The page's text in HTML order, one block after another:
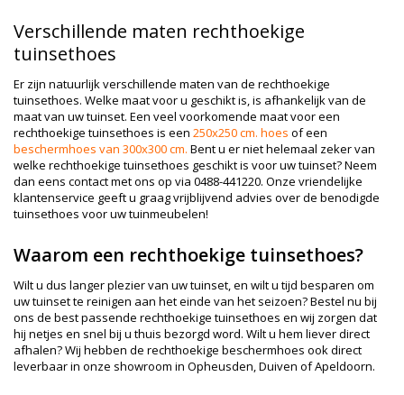
Verschillende maten rechthoekige
tuinsethoes
Er zijn natuurlijk verschillende maten van de rechthoekige
tuinsethoes. Welke maat voor u geschikt is, is afhankelijk van de
maat van uw tuinset. Een veel voorkomende maat voor een
rechthoekige tuinsethoes is een 250x250 cm. hoes of een
beschermhoes van 300x300 cm. Bent u er niet helemaal zeker van
welke rechthoekige tuinsethoes geschikt is voor uw tuinset? Neem
dan eens contact met ons op via 0488-441220. Onze vriendelijke
klantenservice geeft u graag vrijblijvend advies over de benodigde
tuinsethoes voor uw tuinmeubelen!
Waarom een rechthoekige tuinsethoes?
Wilt u dus langer plezier van uw tuinset, en wilt u tijd besparen om
uw tuinset te reinigen aan het einde van het seizoen? Bestel nu bij
ons de best passende rechthoekige tuinsethoes en wij zorgen dat
hij netjes en snel bij u thuis bezorgd word. Wilt u hem liever direct
afhalen? Wij hebben de rechthoekige beschermhoes ook direct
leverbaar in onze showroom in Opheusden, Duiven of Apeldoorn.